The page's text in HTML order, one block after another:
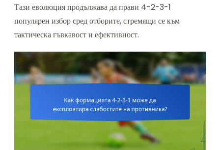
Тази еволюция продължава да прави 4-2-3-1
популярен избор сред отборите, стремящи се към
тактическа гъвкавост и ефективност.